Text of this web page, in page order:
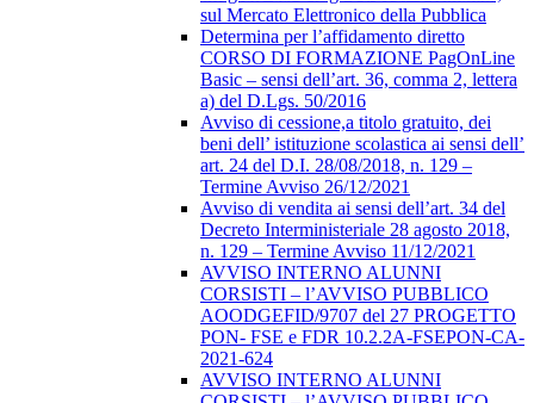
sul Mercato Elettronico della Pubblica
Determina per l’affidamento diretto
CORSO DI FORMAZIONE PagOnLine
Basic – sensi dell’art. 36, comma 2, lettera
a) del D.Lgs. 50/2016
Avviso di cessione,a titolo gratuito, dei
beni dell’ istituzione scolastica ai sensi dell’
art. 24 del D.I. 28/08/2018, n. 129 –
Termine Avviso 26/12/2021
Avviso di vendita ai sensi dell’art. 34 del
Decreto Interministeriale 28 agosto 2018,
n. 129 – Termine Avviso 11/12/2021
AVVISO INTERNO ALUNNI
CORSISTI – l’AVVISO PUBBLICO
AOODGEFID/9707 del 27 PROGETTO
PON- FSE e FDR 10.2.2A-FSEPON-CA-
2021-624
AVVISO INTERNO ALUNNI